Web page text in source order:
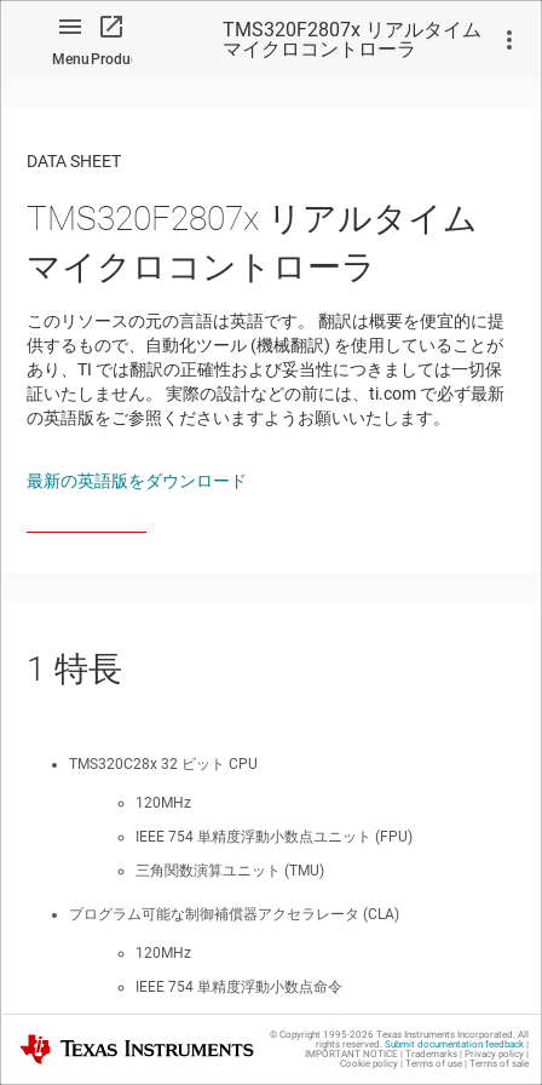
MenuProduct
TMS320F2807x リアルタイム
マイクロコントローラ
No matches found.
DATA SHEET
TMS320F2807x リアルタイム
マイクロコントローラ
このリソースの元の言語は英語です。 翻訳は概要を便宜的に提
供するもので、自動化ツール (機械翻訳) を使用していることが
あり、TI では翻訳の正確性および妥当性につきましては一切保
証いたしません。 実際の設計などの前には、ti.com で必ず最新
の英語版をご参照くださいますようお願いいたします。
最新の英語版をダウンロード
1 特長
TMS320C28x 32 ビット CPU
120MHz
IEEE 754 単精度浮動小数点ユニット (FPU)
三角関数演算ユニット (TMU)
プログラム可能な制御補償器アクセラレータ (CLA)
120MHz
IEEE 754 単精度浮動小数点命令
メイン CPU と独立にコードを実行
Texas Instruments © Copyright 1995-2026 Texas Instruments Incorporated. All
rights reserved. Submit documentation feedback|
IMPORTANT NOTICE | Trademarks| Privacy policy|
Cookie policy| Terms of use| Terms of sale